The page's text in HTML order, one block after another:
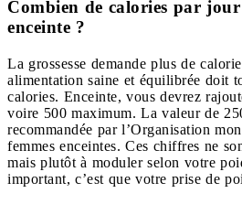
Combien de calories par jour
enceinte ?
La grossesse demande plus de
alimentation saine et équilibrée doit
calories. Enceinte, vous devrez
voire 500 maximum. La valeur de
recommandée par l’Organisation
femmes enceintes. Ces chiffres ne
mais plutôt à moduler selon votre
important, c’est que votre prise de